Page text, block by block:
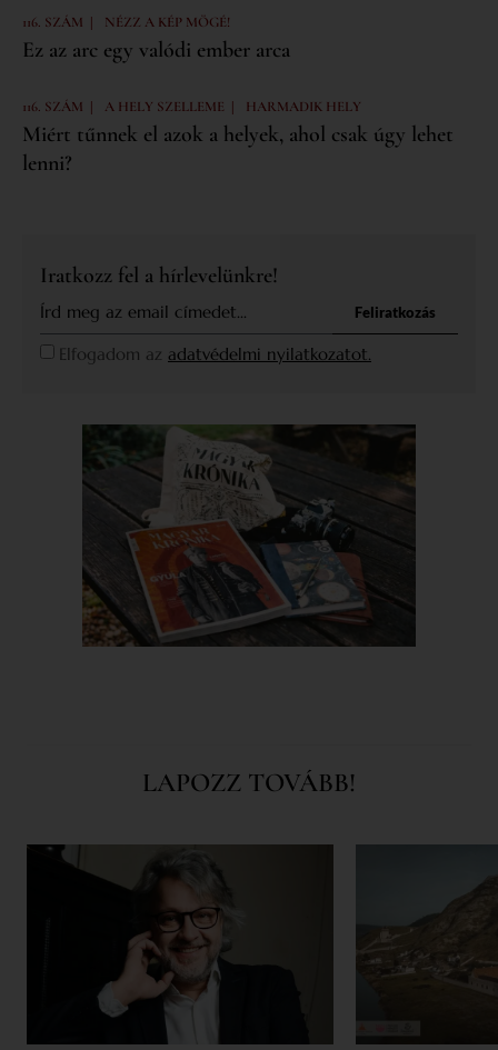
116. SZÁM | NÉZZ A KÉP MÖGÉ!
Ez az arc egy valódi ember arca
116. SZÁM | A HELY SZELLEME | HARMADIK HELY
Miért tűnnek el azok a helyek, ahol csak úgy lehet
lenni?
Iratkozz fel a hírlevelünkre!
Elfogadom az adatvédelmi nyilatkozatot.
Feliratkozás
LAPOZZ TOVÁBB!